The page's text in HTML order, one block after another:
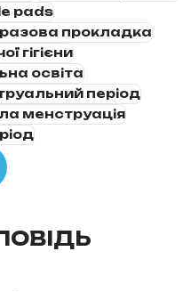
pads
прокладка
гігієни
освіта
період
менструація